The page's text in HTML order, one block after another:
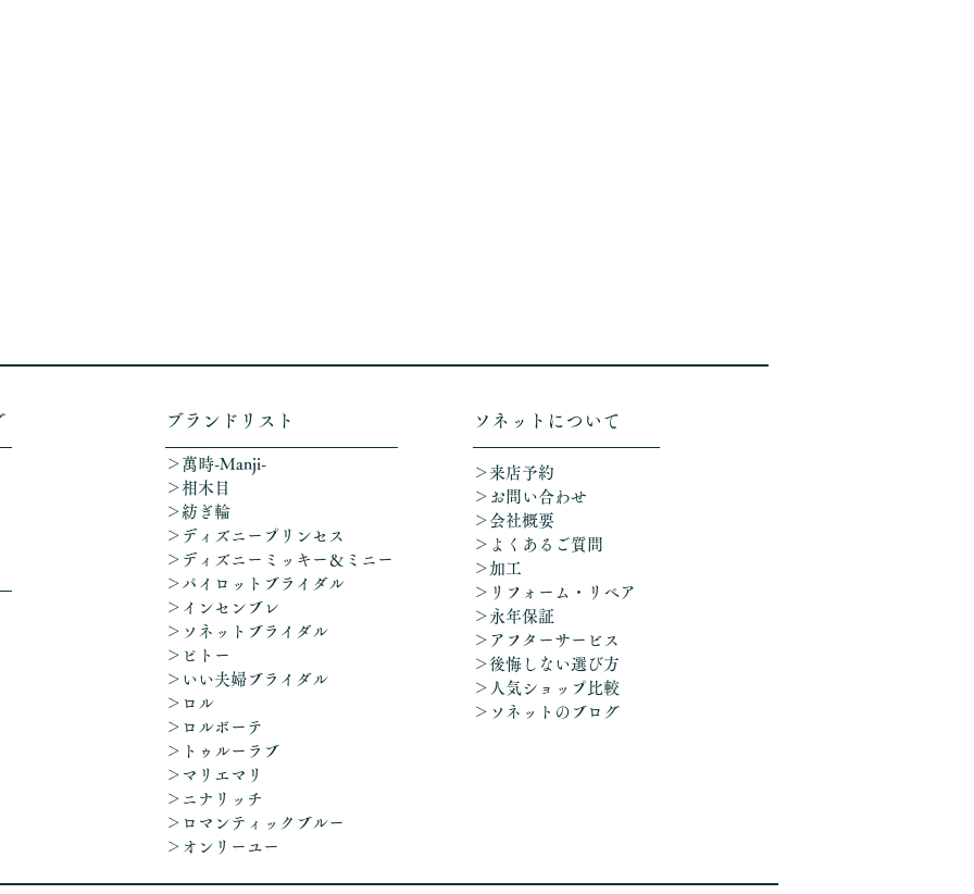
​ブランドリスト
＞萬時-Manji-
＞相木目
＞紡ぎ輪
＞ディズニープリンセス
​＞ディズニーミッキー＆ミニー
＞パイロットブライダル
＞インセンブレ
＞ソネットブライダル
＞ピトー
＞いい夫婦ブライダル
＞ロル
＞ロルボーテ
＞トゥルーラブ
＞マリエマリ
＞ニナリッチ
＞ロマンティックブルー
​＞オンリーユー
ソネットについて
＞来店予約
＞お問い合わせ
＞会社概要
＞よくあるご質問
＞加工
​ ＞リフォーム・リペア
＞永年保証
＞アフターサービス
＞後悔しない選び方
​＞人気ショップ比較
​＞ソネットのブログ